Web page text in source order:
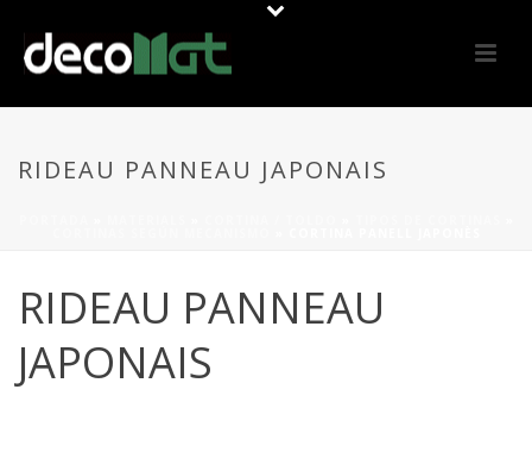
RIDEAU PANNEAU JAPONAIS
RIDEAU PANNEAU
JAPONAIS